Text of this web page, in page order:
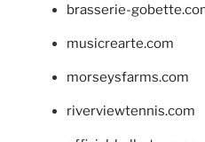
brasserie-
musicrearte.com
morseysfarms.com
riverviewtennis.com